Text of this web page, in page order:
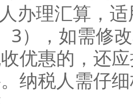
理汇算，适
3），如需修
优惠的，还
纳税人需仔